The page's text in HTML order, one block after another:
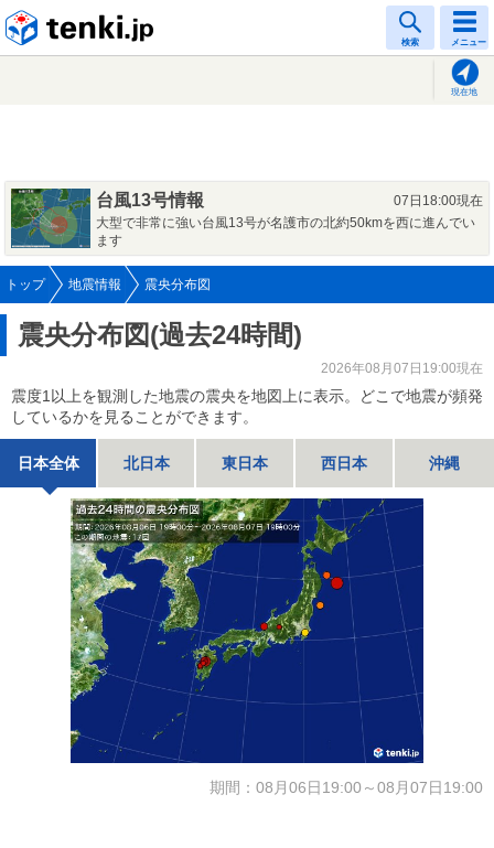
検索 メニュー
現在地
台風13号情報
07日18:00現在
大型で非常に強い台風13号が名護市の北約50kmを西に進んでい
ます
トップ 地震情報 震央分布図
震央分布図(過去24時間)
2026年08月07日19:00現在
震度1以上を観測した地震の震央を地図上に表示。どこで地震が頻発
しているかを見ることができます。
日本全体 北日本 東日本 西日本 沖縄
期間：08月06日19:00～08月07日19:00